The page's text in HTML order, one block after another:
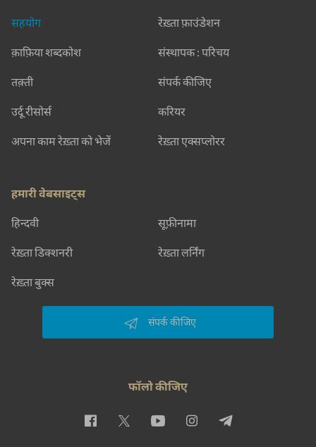
सहयोग
क़ाफ़िया शब्दकोश
तक़्ती
उर्दू रीसोर्स
अपना काम रेख़्ता को भेजें
रेख़्ता फ़ाउंडेशन
संस्थापक : परिचय
संपर्क कीजिए
करियर
रेख़्ता एक्सप्लोरर
हमारी वेबसाइट्स
हिन्दवी सूफ़ीनामा
रेख़्ता डिक्शनरी रेख़्ता लर्निंग
रेख़्ता बुक्स
संपर्क कीजिए
फॉलो कीजिए